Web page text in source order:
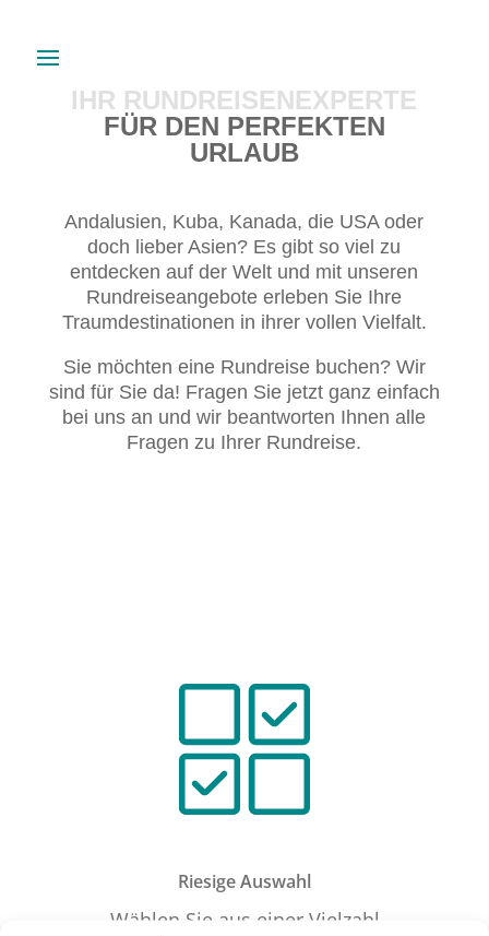
IHR RUNDREISENEXPERTE
FÜR DEN PERFEKTEN
URLAUB
Andalusien, Kuba, Kanada, die USA oder
doch lieber Asien? Es gibt so viel zu
entdecken auf der Welt und mit unseren
Rundreiseangebote erleben Sie Ihre
Traumdestinationen in ihrer vollen Vielfalt.
Sie möchten eine Rundreise buchen? Wir
sind für Sie da! Fragen Sie jetzt ganz einfach
bei uns an und wir beantworten Ihnen alle
Fragen zu Ihrer Rundreise.
Riesige Auswahl
Wählen Sie aus einer Vielzahl